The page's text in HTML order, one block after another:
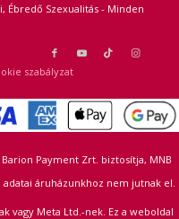
Ébredő Szexualitás - Minden
szabályzat
Payment Zrt. biztosítja, MNB
adatai áruházunkhoz nem jutnak el.
vagy Meta Ltd.-nek. Ez a weboldal